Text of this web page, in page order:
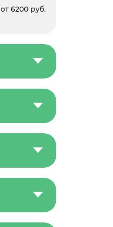
от 6200 руб.